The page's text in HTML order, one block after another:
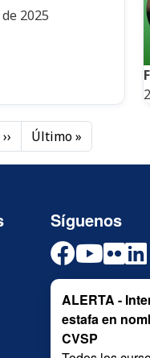
2025
›› Siguiente página
Último »
Síguenos
ALERTA -
estafa en
CVSP